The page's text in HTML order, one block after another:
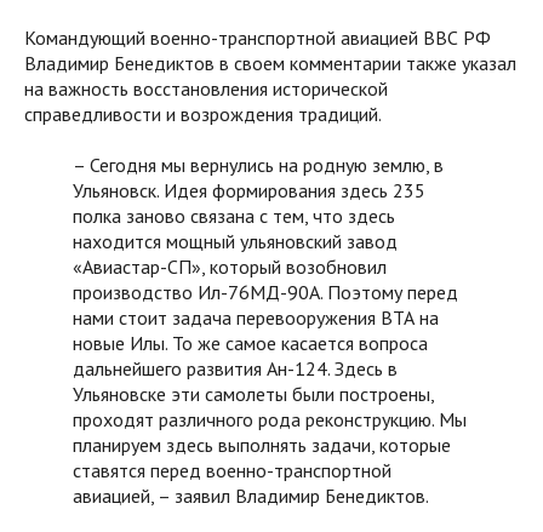
Командующий военно-транспортной авиацией ВВС РФ
Владимир Бенедиктов в своем комментарии также указал
на важность восстановления исторической
справедливости и возрождения традиций.
– Сегодня мы вернулись на родную землю, в
Ульяновск. Идея формирования здесь 235
полка заново связана с тем, что здесь
находится мощный ульяновский завод
«Авиастар-СП», который возобновил
производство Ил-76МД-90А. Поэтому перед
нами стоит задача перевооружения ВТА на
новые Илы. То же самое касается вопроса
дальнейшего развития Ан-124. Здесь в
Ульяновске эти самолеты были построены,
проходят различного рода реконструкцию. Мы
планируем здесь выполнять задачи, которые
ставятся перед военно-транспортной
авиацией, – заявил Владимир Бенедиктов.